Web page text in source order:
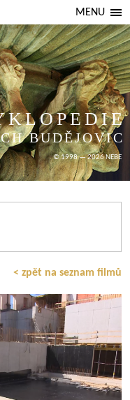
MENU
BUDĚJOVIC
© 1998 — 2026 NEBE
< zpět na seznam filmů